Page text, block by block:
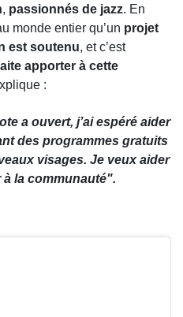
, passionnés de jazz. En
monde entier qu’un projet
est soutenu, et c’est
apporter à cette
:
a ouvert, j’ai espéré aider
des programmes gratuits
visages. Je veux aider
la communauté".